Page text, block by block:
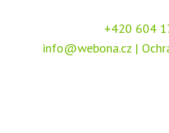
+420 604
info@webona.cz |